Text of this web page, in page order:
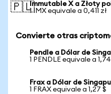
🇵🇱Immutable X a Złoty
1 IMX equivale a 0,411 zł
Convierte otras
Pendle a Dólar de
1 PENDLE equivale a
Frax a Dólar de
1 FRAX equivale a 1,27 $